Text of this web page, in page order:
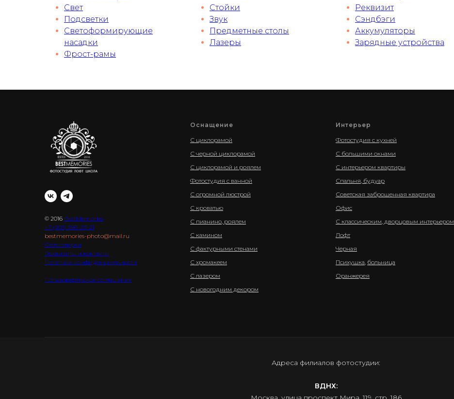
Свет
Подсветки
Светоформирующие
насадки
Фрост-рамы
Стойки
Звук
Предметные столы
Лазеры
Реквизит
Сэндбэги
Аккумуляторы
Зарядные устройства
© 2016 BestMemories
+7 (903) 596-23-21
bestmemories-photo@mail.ru
Фотогалерея
Реквизиты и контакты
Политика конфиденциальности
Пользовательское соглашение
Оснащение
С циклорамой
С черной циклорамой
С циклорамой и роялем
Фотостудия с ванной
С огромной люстрой
С кроватью
С пианино, роялем
С камином
С фактурными стенами
С хромакеем
С лазером
С новогодним декором
Интерьер
Фотостудия с кухней
С большими окнами
С интерьером квартиры
Спальня, будуар
Советская заброшенная квартира
Офис
С классическим, дворцовым интерьером
Лофт
Черная
Психушка, больница
Оранжерея
Адреса филиалов фотостудии:
ВДНХ: